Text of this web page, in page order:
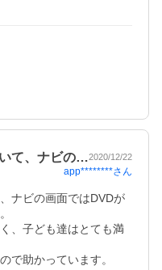
て、ナビの…2020/12/22
app********さん
ナビの画面ではDVDが
、子ども達はとても満
で助かっています。